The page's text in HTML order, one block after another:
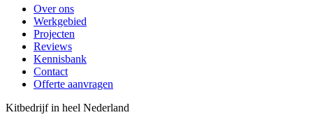
Over ons
Werkgebied
Projecten
Reviews
Kennisbank
Contact
Offerte aanvragen
Kitbedrijf in heel Nederland